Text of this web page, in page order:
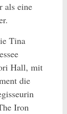
als eine
Tina
Hall, mit
die
Iron